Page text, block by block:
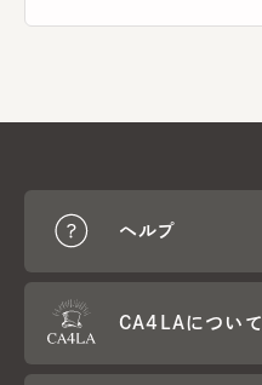
ヘルプ
CA4LAについて